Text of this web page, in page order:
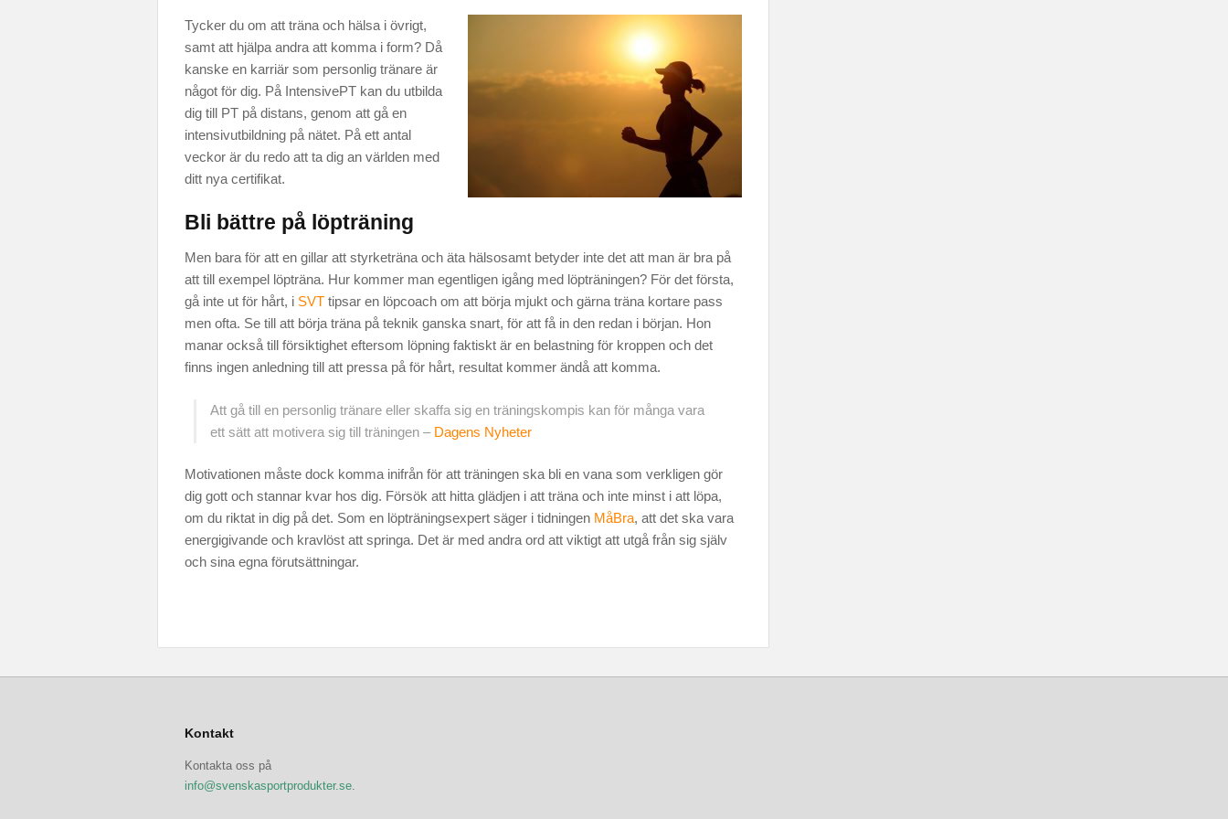
Tycker du om att träna och hälsa i övrigt,
samt att hjälpa andra att komma i form? Då
kanske en karriär som personlig tränare är
något för dig. På IntensivePT kan du utbilda
dig till PT på distans, genom att gå en
intensivutbildning på nätet. På ett antal
veckor är du redo att ta dig an världen med
ditt nya certifikat.
Bli bättre på löpträning
Men bara för att en gillar att styrketräna och äta hälsosamt betyder inte det att man är bra på
att till exempel löpträna. Hur kommer man egentligen igång med löpträningen? För det första,
gå inte ut för hårt, i SVT tipsar en löpcoach om att börja mjukt och gärna träna kortare pass
men ofta. Se till att börja träna på teknik ganska snart, för att få in den redan i början. Hon
manar också till försiktighet eftersom löpning faktiskt är en belastning för kroppen och det
finns ingen anledning till att pressa på för hårt, resultat kommer ändå att komma.
Att gå till en personlig tränare eller skaffa sig en träningskompis kan för många vara
ett sätt att motivera sig till träningen – Dagens Nyheter
Motivationen måste dock komma inifrån för att träningen ska bli en vana som verkligen gör
dig gott och stannar kvar hos dig. Försök att hitta glädjen i att träna och inte minst i att löpa,
om du riktat in dig på det. Som en löpträningsexpert säger i tidningen MåBra, att det ska vara
energigivande och kravlöst att springa. Det är med andra ord att viktigt att utgå från sig själv
och sina egna förutsättningar.
Kontakt
Kontakta oss på
info@svenskasportprodukter.se.